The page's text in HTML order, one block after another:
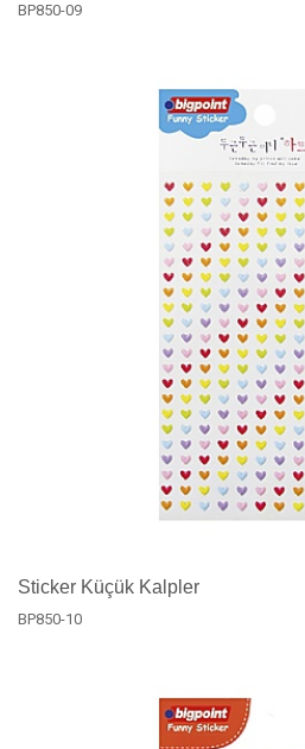
BP850-09
Sticker Küçük Kalpler
BP850-10